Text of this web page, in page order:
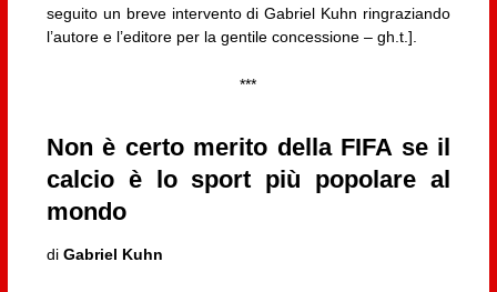
seguito un breve intervento di Gabriel Kuhn ringraziando
l’autore e l’editore per la gentile concessione – gh.t.].
***
Non è certo merito della FIFA se il
calcio è lo sport più popolare al
mondo
di Gabriel Kuhn